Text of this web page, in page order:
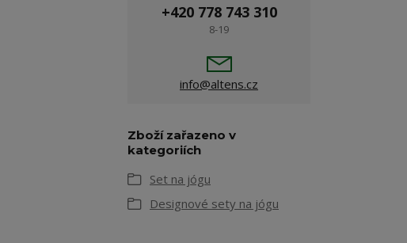
+420 778 743 310
8-19
info@altens.cz
Zboží zařazeno v
kategoriích
Set na jógu
Designové sety na jógu